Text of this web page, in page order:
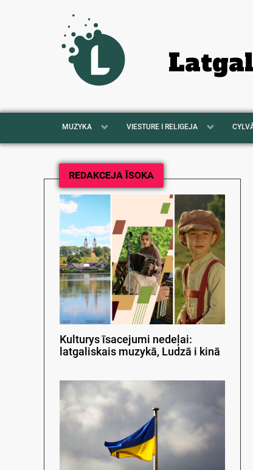
MUZYKA VIESTURE I RELIGEJA
REDAKCEJA ĪSOKA
Kulturys īsacejumi nedeļai:
latgaliskais muzykā, Ludzā i kinā